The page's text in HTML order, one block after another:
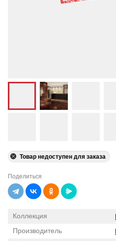
Товар недоступен для заказа
Поделиться
Коллекция
Производитель